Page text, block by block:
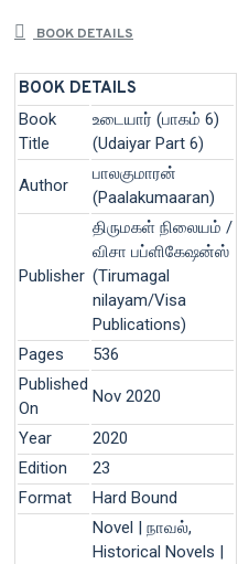
BOOK DETAILS
BOOK DETAILS
Book
Title
உடையார் (பாகம் 6)
(Udaiyar Part 6)
Author
பாலகுமாரன்
(Paalakumaaran)
Publisher
திருமகள் நிலையம் /
விசா பப்ளிகேஷன்ஸ்
(Tirumagal
nilayam/Visa
Publications)
Pages
536
Published
On
Nov 2020
Year
2020
Edition
23
Format
Hard Bound
Novel | நாவல்,
Historical Novels |